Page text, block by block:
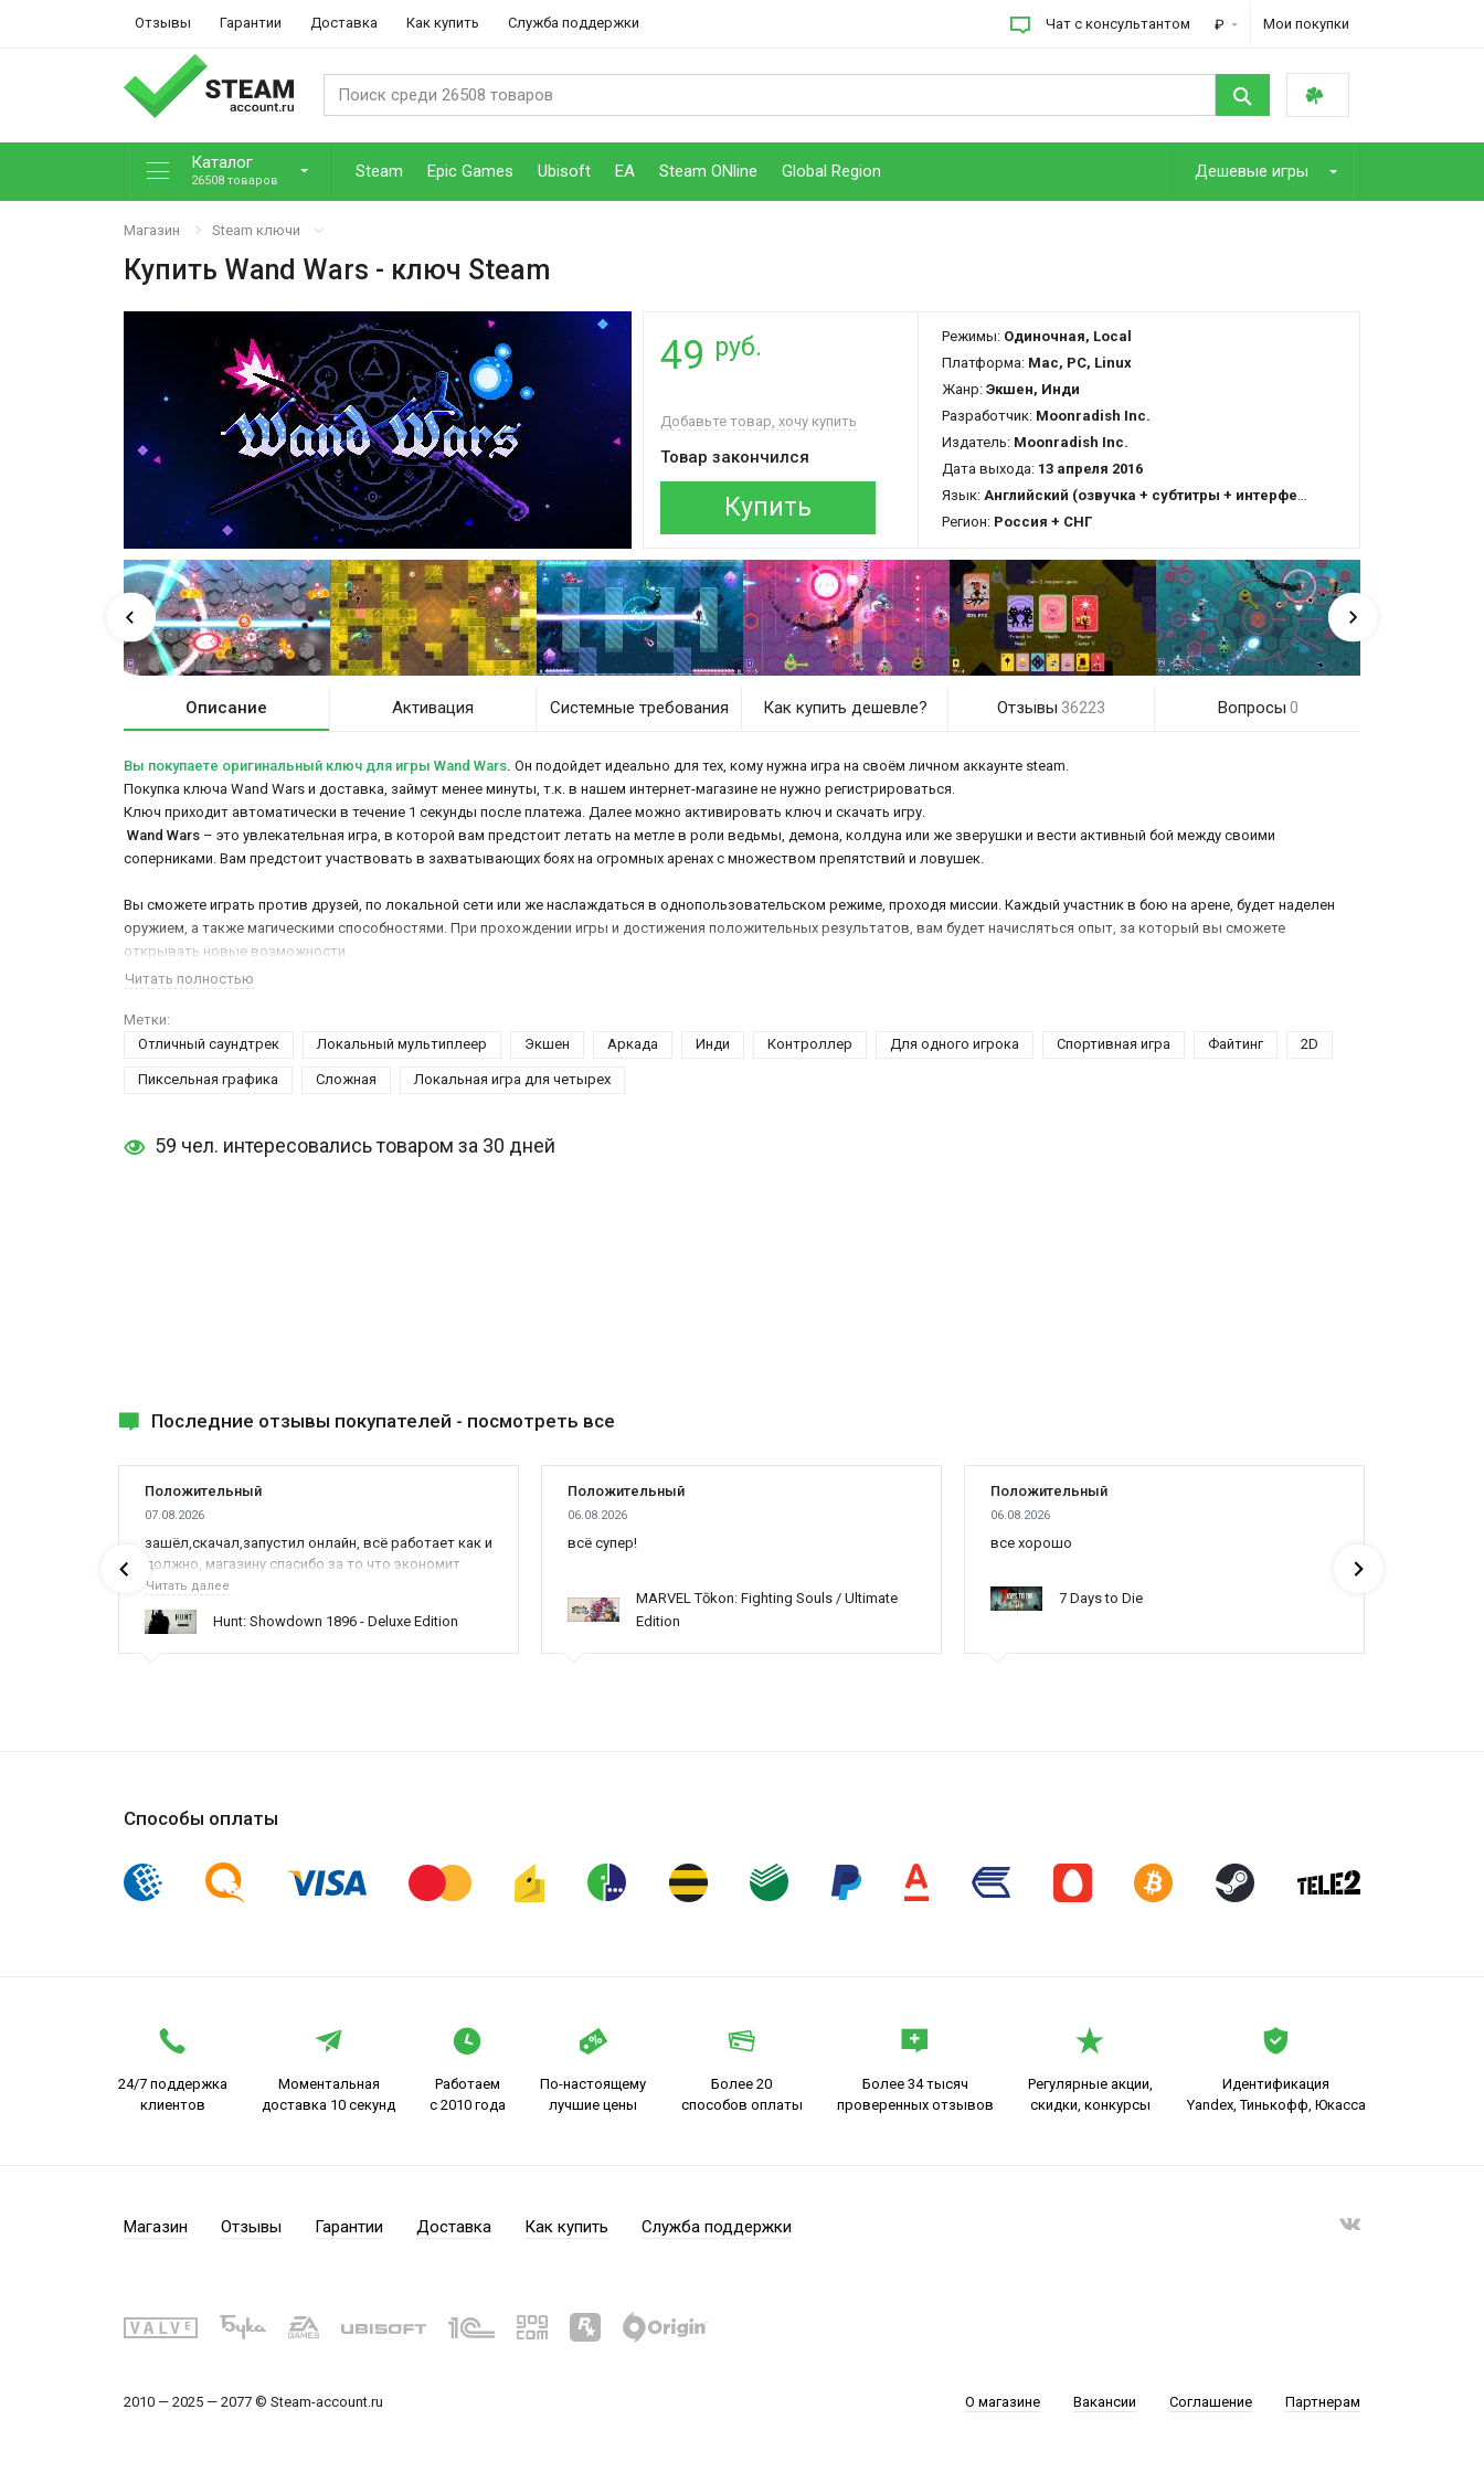
Отзывы Гарантии Доставка Как купить Служба поддержки Чат с консультантом ₽ Мои покупки
Каталог
26508 товаров Steam Epic Games Ubisoft EA Steam ONline Global Region Дешевые игры
Магазин Steam ключи
Купить Wand Wars - ключ Steam
49 руб.
Добавьте товар, хочу купить
Товар закончился
Купить
Режимы: Одиночная, Local
Платформа: Mac, PC, Linux
Жанр: Экшен, Инди
Разработчик: Moonradish Inc.
Издатель: Moonradish Inc.
Дата выхода: 13 апреля 2016
Язык: Английский (озвучка + субтитры + интерфейс)
Регион: Россия + СНГ
Описание Активация Системные требования Как купить дешевле? Отзывы 36223 Вопросы 0
Вы покупаете оригинальный ключ для игры Wand Wars. Он подойдет идеально для тех, кому нужна игра на своём личном аккаунте steam.
Покупка ключа Wand Wars и доставка, займут менее минуты, т.к. в нашем интернет-магазине не нужно регистрироваться.
Ключ приходит автоматически в течение 1 секунды после платежа. Далее можно активировать ключ и скачать игру.
Wand Wars – это увлекательная игра, в которой вам предстоит летать на метле в роли ведьмы, демона, колдуна или же зверушки и вести активный бой между своими
соперниками. Вам предстоит участвовать в захватывающих боях на огромных аренах с множеством препятствий и ловушек.
Вы сможете играть против друзей, по локальной сети или же наслаждаться в однопользовательском режиме, проходя миссии. Каждый участник в бою на арене, будет наделен
оружием, а также магическими способностями. При прохождении игры и достижения положительных результатов, вам будет начисляться опыт, за который вы сможете
открывать новые возможности.
Читать полностью
Метки:
Отличный саундтрек
Локальный мультиплеер Экшен Аркада Инди Контроллер Для одного игрока Спортивная игра Файтинг 2D
Пиксельная графика Сложная Локальная игра для четырех
59 чел. интересовались товаром за 30 дней
Последние отзывы покупателей - посмотреть все
Положительный
07.08.2026
зашёл,скачал,запустил онлайн, всё работает как и
должно, магазину спасибо за то что экономит
наше время,нервы и деньги, ребята вы красава
всех только вы и оказываете помощь
Читать далее
Hunt: Showdown 1896 - Deluxe Edition
Положительный
06.08.2026
всё супер!
MARVEL Tōkon: Fighting Souls / Ultimate
Edition
Положительный
06.08.2026
все хорошо
7 Days to Die
Способы оплаты
24/7 поддержка
клиентов
Моментальная
доставка 10 секунд
Работаем
с 2010 года
По-настоящему
лучшие цены
Более 20
способов оплаты
Более 34 тысяч
проверенных отзывов
Регулярные акции,
скидки, конкурсы
Идентификация
Yandex, Тинькофф, Юкасса
Магазин Отзывы Гарантии Доставка Как купить Служба поддержки
2010 — 2025 — 2077 © Steam-account.ru О магазине Вакансии Соглашение Партнерам